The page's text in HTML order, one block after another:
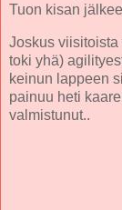
Tuon kisan
Joskus
toki yhä)
keinun lappeen
painuu heti
valmistunut..